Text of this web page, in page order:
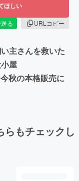
ほしい
る
URLコピー
主さんを救いた
屋
秋の本格販売に
らもチェックし